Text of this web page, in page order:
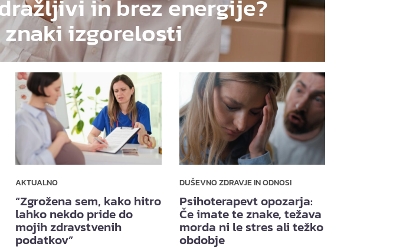
in brez energije?
izgorelosti
AKTUALNO
“Zgrožena sem, kako hitro
lahko nekdo pride do
mojih zdravstvenih
podatkov”
DUŠEVNO ZDRAVJE IN ODNOSI
Psihoterapevt opozarja:
Če imate te znake, težava
morda ni le stres ali težko
obdobje